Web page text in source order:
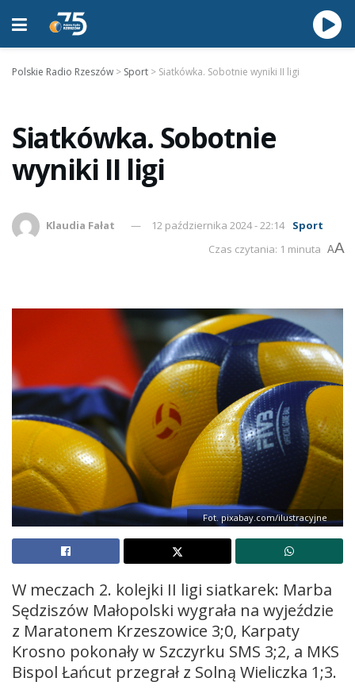
Polskie Radio Rzeszów > Sport > Siatkówka. Sobotnie wyniki II ligi
Siatkówka. Sobotnie
wyniki II ligi
Klaudia Fałat 12 października 2024 - 22:14 Sport
Czas czytania: 1 minuta AA
Fot. pixabay.com/ilustracyjne
W meczach 2. kolejki II ligi siatkarek: Marba
Sędziszów Małopolski wygrała na wyjeździe
z Maratonem Krzeszowice 3;0, Karpaty
Krosno pokonały w Szczyrku SMS 3;2, a MKS
Bispol Łańcut przegrał z Solną Wieliczka 1;3.